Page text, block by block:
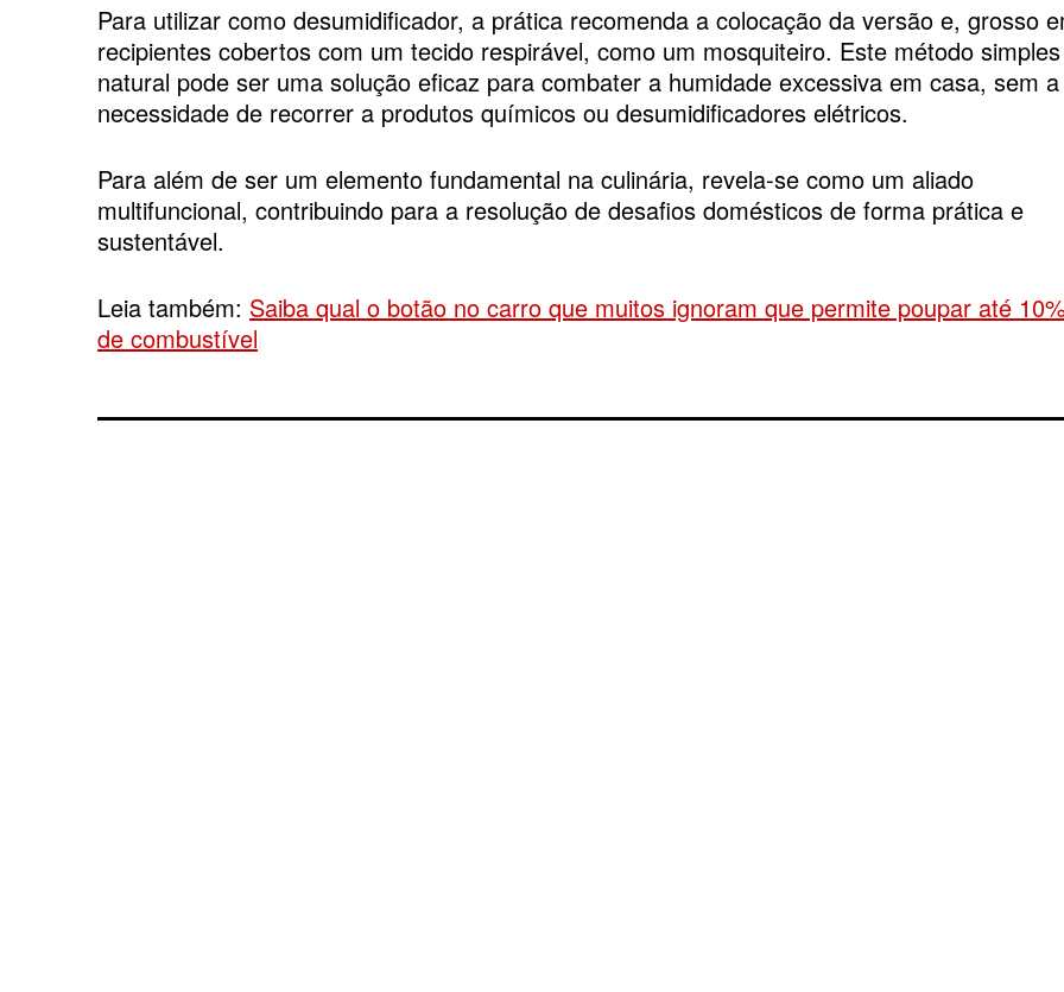
Para utilizar como desumidificador, a prática recomenda a colocação da versão e, grosso
recipientes cobertos com um tecido respirável, como um mosquiteiro. Este método
natural pode ser uma solução eficaz para combater a humidade excessiva em casa, sem a
necessidade de recorrer a produtos químicos ou desumidificadores elétricos.
Para além de ser um elemento fundamental na culinária, revela-se como um aliado
multifuncional, contribuindo para a resolução de desafios domésticos de forma prática e
sustentável.
Leia também: Saiba qual o botão no carro que muitos ignoram que permite poupar até
de combustível